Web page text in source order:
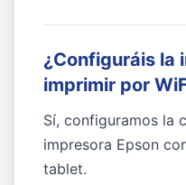
¿Configuráis la
imprimir por
Sí, configuramos la
impresora Epson
tablet.